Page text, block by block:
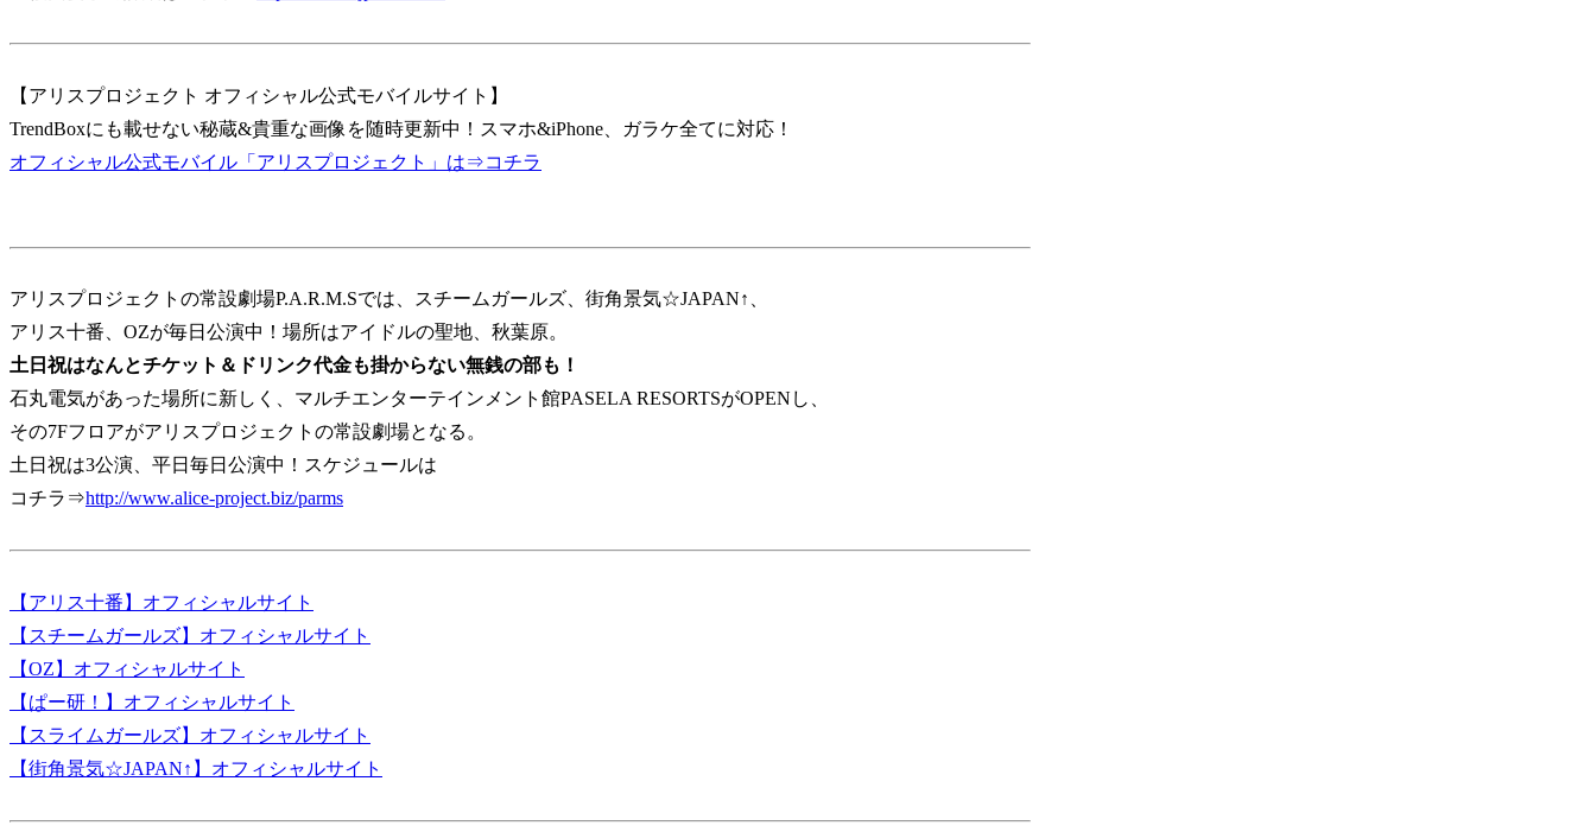
【アリスプロジェクト オフィシャル公式モバイルサイト】
TrendBoxにも載せない秘蔵&貴重な画像を随時更新中！スマホ&iPhone、ガラケ全てに対応！
オフィシャル公式モバイル「アリスプロジェクト」は⇒コチラ
アリスプロジェクトの常設劇場P.A.R.M.Sでは、スチームガールズ、街角景気☆JAPAN↑、
アリス十番、OZが毎日公演中！場所はアイドルの聖地、秋葉原。
土日祝はなんとチケット＆ドリンク代金も掛からない無銭の部も！
石丸電気があった場所に新しく、マルチエンターテインメント館PASELA RESORTSがOPENし、
その7Fフロアがアリスプロジェクトの常設劇場となる。
土日祝は3公演、平日毎日公演中！スケジュールは
コチラ⇒http://www.alice-project.biz/parms
【アリス十番】オフィシャルサイト
【スチームガールズ】オフィシャルサイト
【OZ】オフィシャルサイト
【ぱー研！】オフィシャルサイト
【スライムガールズ】オフィシャルサイト
【街角景気☆JAPAN↑】オフィシャルサイト